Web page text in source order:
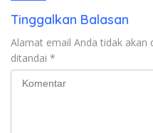
Tinggalkan Balasan
Alamat email Anda tidak akan
ditandai *